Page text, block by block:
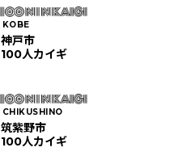
KOBE
神戸市
100人カイギ
CHIKUSHINO
筑紫野市
100人カイギ